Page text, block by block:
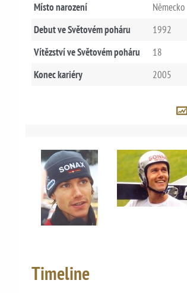
Místo narození
Německo
Debut ve Světovém poháru
1992
Vítězství ve Světovém poháru
18
Konec kariéry
2005
Timeline